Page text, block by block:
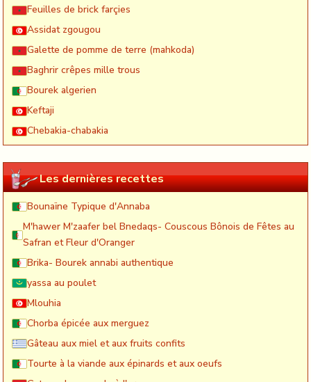
Feuilles de brick farçies
Assidat zgougou
Galette de pomme de terre (mahkoda)
Baghrir crêpes mille trous
Bourek algerien
Keftaji
Chebakia-chabakia
Les dernières recettes
Bounaïne Typique d'Annaba
M'hawer M'zaafer bel Bnedaqs- Couscous Bônois de Fêtes au
Safran et Fleur d'Oranger
Brika- Bourek annabi authentique
yassa au poulet
Mlouhia
Chorba épicée aux merguez
Gâteau aux miel et aux fruits confits
Tourte à la viande aux épinards et aux oeufs